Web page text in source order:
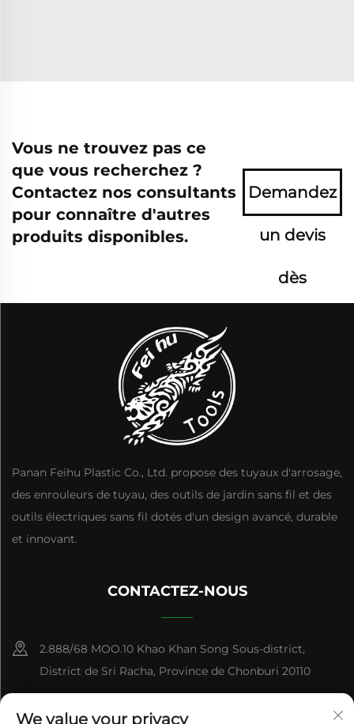
Vous ne trouvez pas ce
que vous recherchez ?
Contactez nos consultants
pour connaître d'autres
produits disponibles.
Demandez
un devis
dès
Panan Feihu Plastic Co., Ltd. propose des tuyaux d'arrosage,
des enrouleurs de tuyau, des outils de jardin sans fil et des
outils électriques sans fil dotés d'un design avancé, durable
et innovant.
CONTACTEZ-NOUS
2.888/68 MOO.10 Khao Khan Song Sous-district,
District de Sri Racha, Province de Chonburi 20110
We value your privacy